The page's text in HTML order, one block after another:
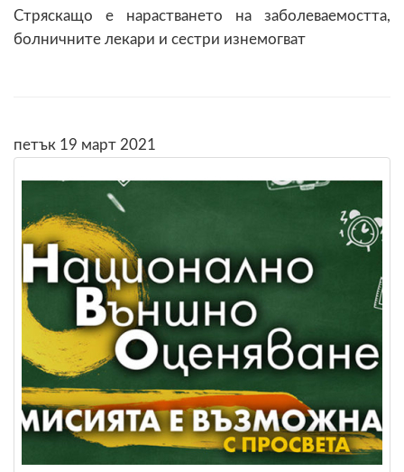
Стряскащо е нарастването на заболеваемостта,
болничните лекари и сестри изнемогват
петък 19 март 2021